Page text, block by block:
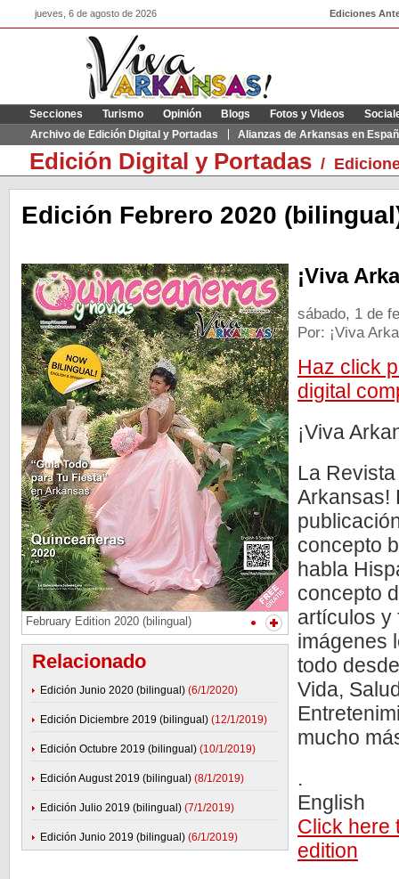
jueves, 6 de agosto de 2026 Ediciones
Secciones Turismo Opinión Blogs Fotos y Videos
Archivo de Edición Digital y Portadas
Alianzas de Arkansas en
Edición Digital y Portadas /
Edición Febrero 2020
February Edition 2020 (bilingual)
Relacionado
Edición Junio 2020 (bilingual) (6/1/2020)
Edición Diciembre 2019 (bilingual) (12/1/2019)
Edición Octubre 2019 (bilingual) (10/1/2019)
Edición August 2019 (bilingual) (8/1/2019)
Edición Julio 2019 (bilingual) (7/1/2019)
Edición Junio 2019 (bilingual) (6/1/2019)
¡Viva
sábado, 1 de
Por: ¡Viva
Haz click
digital
¡Viva
La
Arkansas!
concepto
habla
concepto
artículos y
imágenes
todo
Vida,
mucho
.
English
Click here
edition